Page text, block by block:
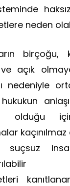
neden
birçoğu,
ve açık
nedeniyle
olduğu
kaçınılmaz
suçsuz